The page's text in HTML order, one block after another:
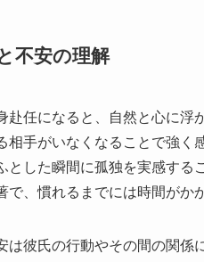
不安の理解
赴任になると、自然と心に浮
相手がいなくなることで強く
とした瞬間に孤独を実感する
で、慣れるまでには時間がか
は彼氏の行動やその間の関係